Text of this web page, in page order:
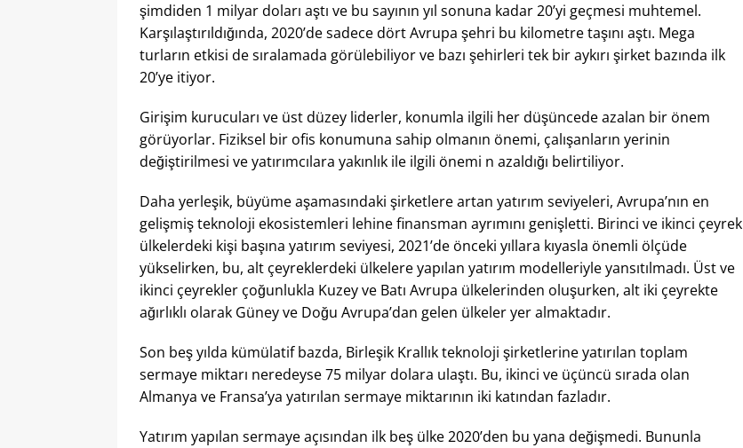
şimdiden 1 milyar doları aştı ve bu sayının yıl sonuna kadar 20’yi geçmesi muhtemel.
Karşılaştırıldığında, 2020’de sadece dört Avrupa şehri bu kilometre taşını aştı. Mega
turların etkisi de sıralamada görülebiliyor ve bazı şehirleri tek bir aykırı şirket bazında ilk
20’ye itiyor.
Girişim kurucuları ve üst düzey liderler, konumla ilgili her düşüncede azalan bir önem
görüyorlar. Fiziksel bir ofis konumuna sahip olmanın önemi, çalışanların yerinin
değiştirilmesi ve yatırımcılara yakınlık ile ilgili önemi n azaldığı belirtiliyor.
Daha yerleşik, büyüme aşamasındaki şirketlere artan yatırım seviyeleri, Avrupa’nın en
gelişmiş teknoloji ekosistemleri lehine finansman ayrımını genişletti. Birinci ve ikinci çeyrek
ülkelerdeki kişi başına yatırım seviyesi, 2021’de önceki yıllara kıyasla önemli ölçüde
yükselirken, bu, alt çeyreklerdeki ülkelere yapılan yatırım modelleriyle yansıtılmadı. Üst ve
ikinci çeyrekler çoğunlukla Kuzey ve Batı Avrupa ülkelerinden oluşurken, alt iki çeyrekte
ağırlıklı olarak Güney ve Doğu Avrupa’dan gelen ülkeler yer almaktadır.
Son beş yılda kümülatif bazda, Birleşik Krallık teknoloji şirketlerine yatırılan toplam
sermaye miktarı neredeyse 75 milyar dolara ulaştı. Bu, ikinci ve üçüncü sırada olan
Almanya ve Fransa’ya yatırılan sermaye miktarının iki katından fazladır.
Yatırım yapılan sermaye açısından ilk beş ülke 2020’den bu yana değişmedi. Bununla